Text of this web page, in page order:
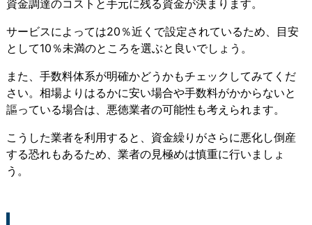
資金調達のコストと手元に残る資金が決まります。
サービスによっては20％近くで設定されているため、目安
として10％未満のところを選ぶと良いでしょう。
また、手数料体系が明確かどうかもチェックしてみてくだ
さい。相場よりはるかに安い場合や手数料がかからないと
謳っている場合は、悪徳業者の可能性も考えられます。
こうした業者を利用すると、資金繰りがさらに悪化し倒産
する恐れもあるため、業者の見極めは慎重に行いましょ
う。